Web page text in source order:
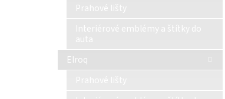
Prahové lišty
Interiérové emblémy a štítky do
auta
Elroq